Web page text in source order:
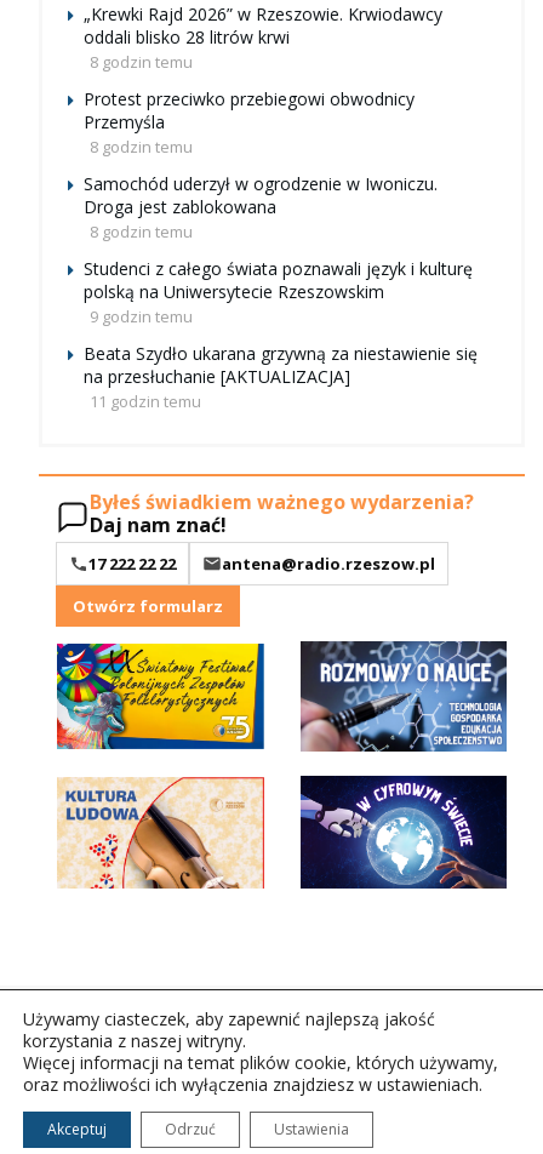
„Krewki Rajd 2026” w Rzeszowie. Krwiodawcy
oddali blisko 28 litrów krwi
8 godzin temu
Protest przeciwko przebiegowi obwodnicy
Przemyśla
8 godzin temu
Samochód uderzył w ogrodzenie w Iwoniczu.
Droga jest zablokowana
8 godzin temu
Studenci z całego świata poznawali język i kulturę
polską na Uniwersytecie Rzeszowskim
9 godzin temu
Beata Szydło ukarana grzywną za niestawienie się
na przesłuchanie [AKTUALIZACJA]
11 godzin temu
Byłeś świadkiem ważnego wydarzenia?
Daj nam znać!
17 222 22 22
antena@radio.rzeszow.pl
Otwórz formularz
Copyright © 2026Polskie Radio Rzeszów S.A. w likwidacj.
Wszelkie prawa zastrzeżone.
Używamy ciasteczek, aby zapewnić najlepszą jakość
korzystania z naszej witryny.
Więcej informacji na temat plików cookie, których używamy,
oraz możliwości ich wyłączenia znajdziesz w ustawieniach.
Akceptuj Odrzuć Ustawienia